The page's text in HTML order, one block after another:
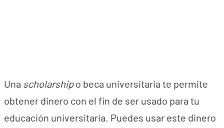
Una scholarshipo beca universitaria te permite
obtener dinero con el fin de ser usado para tu
educación universitaria. Puedes usar este dinero